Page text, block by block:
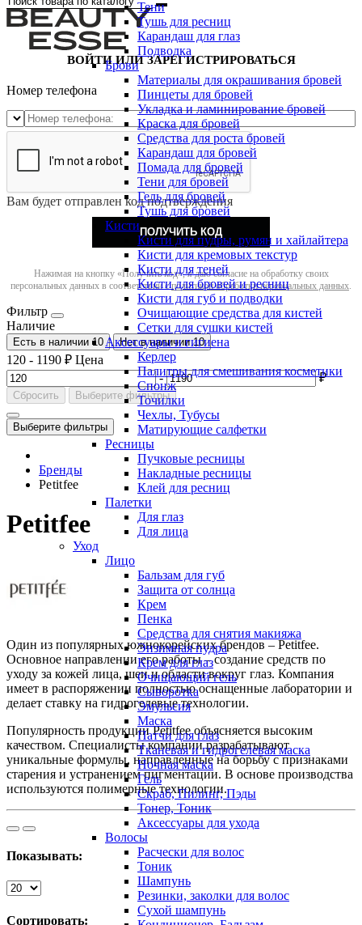
Тени
Тушь для ресниц
Карандаш для глаз
Подводка
Брови
Материалы для окрашивания бровей
Пинцеты для бровей
Укладка и ламинирование бровей
Краска для бровей
Средства для роста бровей
Карандаш для бровей
Помада для бровей
Тени для бровей
Гель для бровей
Тушь для бровей
Кисти
Кисти для пудры, румян и хайлайтера
Кисти для кремовых текстур
Кисти для теней
Кисти для бровей и ресниц
Кисти для губ и подводки
Очищающие средства для кистей
Сетки для сушки кистей
Аксессуары и гигиена
Керлер
Палитры для смешивания косметики
Спонж
Точилки
Чехлы, Тубусы
Матирующие салфетки
Ресницы
Пучковые ресницы
Накладные ресницы
Клей для ресниц
Палетки
Для глаз
Для лица
Уход
Лицо
Бальзам для губ
Защита от солнца
Крем
Пенка
Средства для снятия макияжа
Энзимная пудра
Крем для глаз
Очищающий гель
Сыворотка
Эмульсия
Маска
Патчи для глаз
Тканевая и гидрогелевая маска
Ночная маска
Гель
Скраб, Пилинг, Пэды
Тонер, Тоник
Аксессуары для ухода
Волосы
Расчески для волос
Тоник
Шампунь
Резинки, заколки для волос
Сухой шампунь
ВОЙТИ ИЛИ ЗАРЕГИСТРИРОВАТЬСЯ
Номер телефона
Вам будет отправлен код подтверждения
ПОЛУЧИТЬ КОД
Нажимая на кнопку «Получить код», я даю согласие на обработку своих
персональных данных в соответствии сполитикой обработки персональных данных.
Фильтр
Наличие
Есть в наличии 10 Нет в наличии 10
120 - 1190 ₽ Цена
-
₽
Сбросить Выберите фильтры
Выберите фильтры
Бренды
Petitfee
Petitfee
Один из популярных южнокорейских брендов – Petitfee.
Основное направлении его работы – создание средств по
уходу за кожей лица, шеи и области вокруг глаз. Компания
имеет в распоряжении полностью оснащенные лаборатории и
делает ставку на гидрогелевые технологии.
Популярность продукции Petitfee объясняется высоким
качеством. Специалисты компании разрабатывают
уникальные формулы, направленные на борьбу с признаками
старения и устранением пигментации. В основе производства
используются полимерные технологии.
Показывать:
Сортировать: